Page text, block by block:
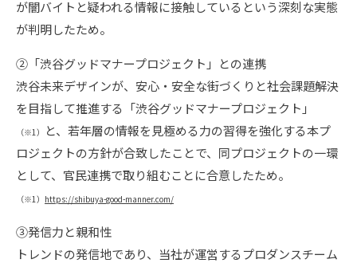
が闇バイトと疑われる情報に接触しているという深刻な実態
が判明したため。
②「渋谷グッドマナープロジェクト」との連携
渋谷未来デザインが、安心・安全な街づくりと社会課題解決
を目指して推進する「渋谷グッドマナープロジェクト」
（※1）
と、若年層の情報を見極める力の習得を強化する本プ
ロジェクトの方針が合致したことで、同プロジェクトの一環
として、官民連携で取り組むことに合意したため。
（※1） https://shibuya-good-manner.com/
③発信力と親和性
トレンドの発信地であり、当社が運営するプロダンスチーム